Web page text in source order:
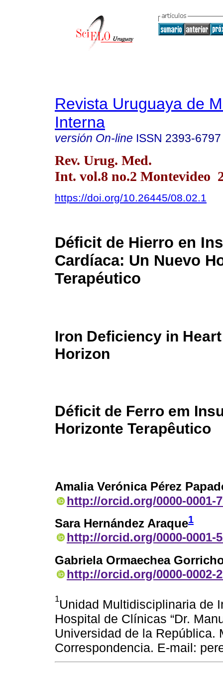
Revista Uruguaya de
Interna
versión On-line ISSN 2393-6797
Rev. Urug. Med.
Int. vol.8 no.2 Montevideo
https://doi.org/10.26445/08.02.1
Déficit de Hierro en
Cardíaca: Un Nuevo
Terapéutico
Iron Deficiency in
Horizon
Déficit de Ferro em
Horizonte Terapêutico
Amalia Verónica Pérez
http://orcid.org/0000-0001-
Sara Hernández Araque1
http://orcid.org/0000-0001-
Gabriela Ormaechea
http://orcid.org/0000-0002-
1Unidad Multidisciplinaria de
Hospital de Clínicas “Dr.
Universidad de la República.
Correspondencia. E-mail: